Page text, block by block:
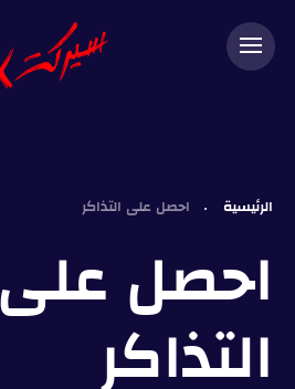
الرئيسية احصل على التذاكر
احصل على
التذاكر